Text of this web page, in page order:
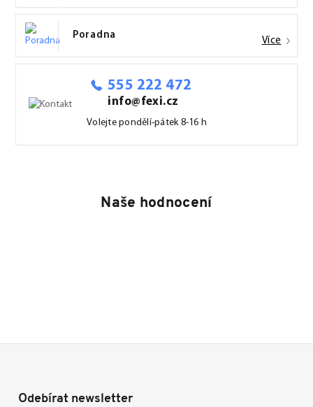
Poradna Více
555 222 472
info@fexi.cz
Volejte pondělí-pátek 8-16 h
Naše hodnocení
Odebírat newsletter